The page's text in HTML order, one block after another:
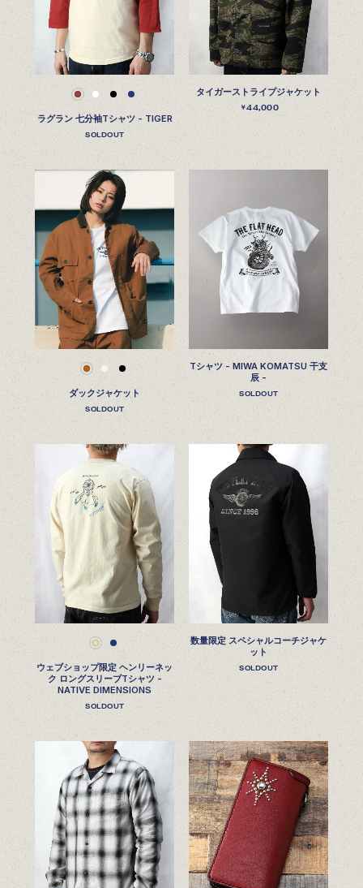
ラグラン 七分袖Tシャツ - TIGER
SOLDOUT
タイガーストライプジャケット
￥44,000
ダックジャケット
SOLDOUT
Tシャツ - MIWA KOMATSU 干支
辰 -
SOLDOUT
ウェブショップ限定 ヘンリーネッ
ク ロングスリーブTシャツ -
NATIVE DIMENSIONS
SOLDOUT
数量限定 スペシャルコーチジャケ
ット
SOLDOUT